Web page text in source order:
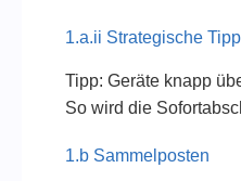
1.a.ii Strategische
Tipp: Geräte knapp
So wird die
1.b Sammelposten